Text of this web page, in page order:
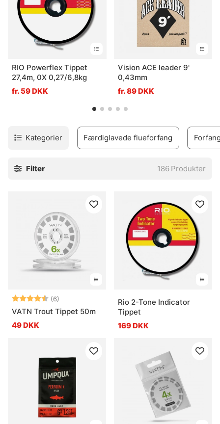
RIO Powerflex Tippet
27,4m, 0X 0,27/6,8kg
fr. 59 DKK
Vision ACE leader 9'
0,43mm
fr. 89 DKK
Kategorier Færdiglavede flueforfang
Filter 186 Produkter
Vurdering: (6)
4.8 ud af 5 stjerner
VATN Trout Tippet 50m
49 DKK
Rio 2-Tone Indicator
Tippet
169 DKK